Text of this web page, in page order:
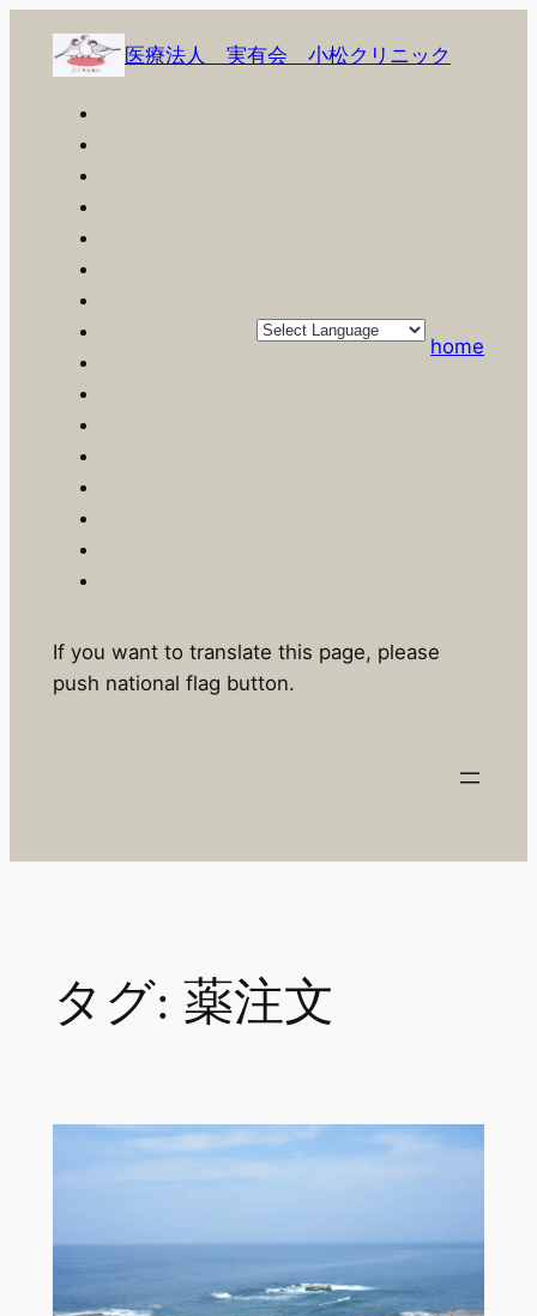
医療法人 実有会 小松クリニック
home
If you want to translate this page, please
push national flag button.
タグ: 薬注文